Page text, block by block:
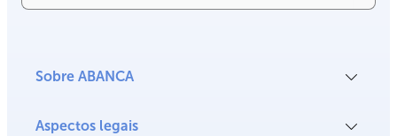
Sobre ABANCA
Aspectos legais